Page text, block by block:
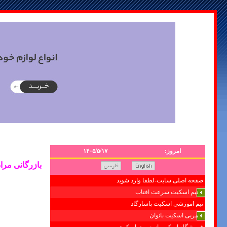
امروز: ۱۴۰۵/۵/۱۷
صفحه اصلی سایت-لطفا وارد شوید
تیم اسکیت سرعت افتاب
تیم اموزشی اسکیت پاسارگاد
مربی اسکیت بانوان
بازرگانی